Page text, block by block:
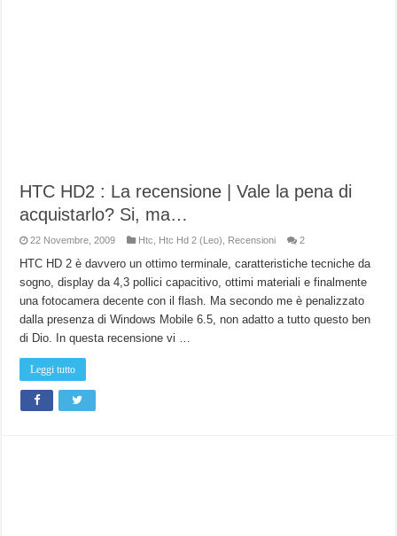
HTC HD2 : La recensione | Vale la pena di
acquistarlo? Si, ma…
22 Novembre, 2009 Htc Htc Hd 2 (Leo) Recensioni 2
HTC HD 2 è davvero un ottimo terminale, caratteristiche tecniche da
sogno, display da 4,3 pollici capacitivo, ottimi materiali e finalmente
una fotocamera decente con il flash. Ma secondo me è penalizzato
dalla presenza di Windows Mobile 6.5, non adatto a tutto questo ben
di Dio. In questa recensione vi …
Leggi tutto